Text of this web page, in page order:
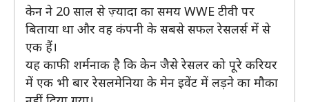
केन ने 20 साल से ज़्यादा का समय WWE टीवी पर
बिताया था और वह कंपनी के सबसे सफल रेसलर्स में से
एक हैं।
यह काफी शर्मनाक है कि केन जैसे रेसलर को पूरे करियर
में एक भी बार रेसलमेनिया के मेन इवेंट में लड़ने का मौका